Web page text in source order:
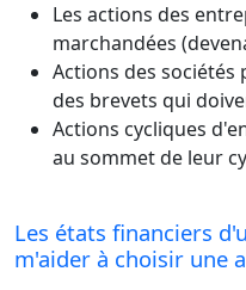
Les actions des
marchandées
Actions des sociétés
des brevets qui
Actions cycliques
au sommet de leur
Les états financiers
m'aider à choisir une